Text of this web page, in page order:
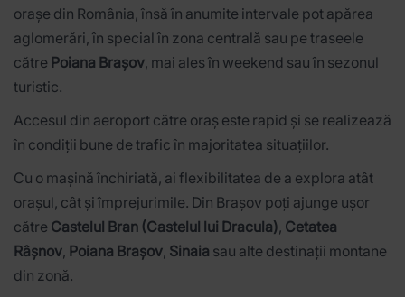
orașe din România, însă în anumite intervale pot apărea
aglomerări, în special în zona centrală sau pe traseele
către Poiana Brașov, mai ales în weekend sau în sezonul
turistic.
Accesul din aeroport către oraș este rapid și se realizează
în condiții bune de trafic în majoritatea situațiilor.
Cu o mașină închiriată, ai flexibilitatea de a explora atât
orașul, cât și împrejurimile. Din Brașov poți ajunge ușor
către Castelul Bran (Castelul lui Dracula), Cetatea
Râșnov, Poiana Brașov, Sinaia sau alte destinații montane
din zonă.